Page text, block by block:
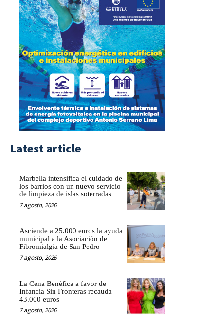
Latest article
Marbella intensifica el cuidado de
los barrios con un nuevo servicio
de limpieza de islas soterradas
7 agosto, 2026
Asciende a 25.000 euros la ayuda
municipal a la Asociación de
Fibromialgia de San Pedro
7 agosto, 2026
La Cena Benéfica a favor de
Infancia Sin Fronteras recauda
43.000 euros
7 agosto, 2026